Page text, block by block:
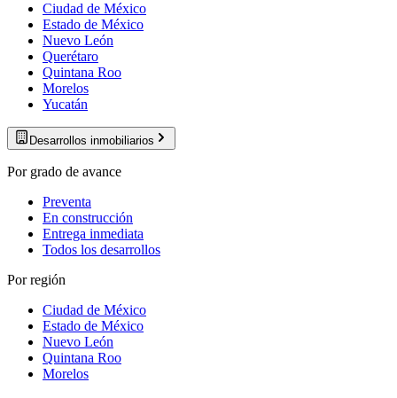
Ciudad de México
Estado de México
Nuevo León
Querétaro
Quintana Roo
Morelos
Yucatán
Desarrollos inmobiliarios
Por grado de avance
Preventa
En construcción
Entrega inmediata
Todos los desarrollos
Por región
Ciudad de México
Estado de México
Nuevo León
Quintana Roo
Morelos